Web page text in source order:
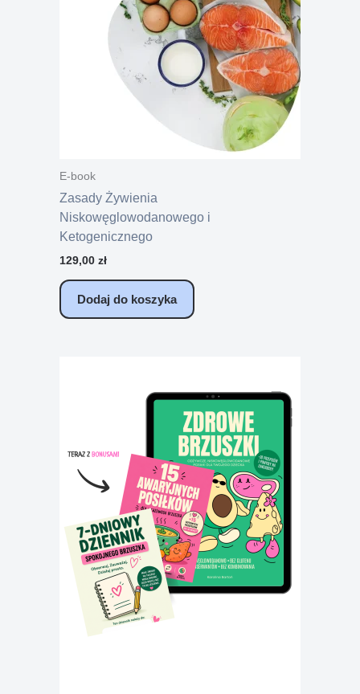
E-book
Zasady Żywienia
Niskowęglowodanowego i
Ketogenicznego
129,00 zł
Dodaj do koszyka